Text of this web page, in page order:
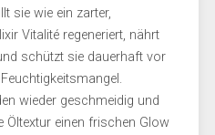
sie wie ein zarter,
Vitalité regeneriert, nährt
schützt sie dauerhaft vor
wieder geschmeidig und
Öltextur einen frischen Glow